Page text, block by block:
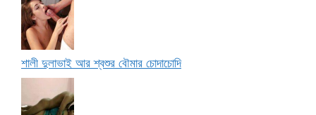
শালী দুলাভাই আর শ্বশুর বৌমার চোদাচোদি